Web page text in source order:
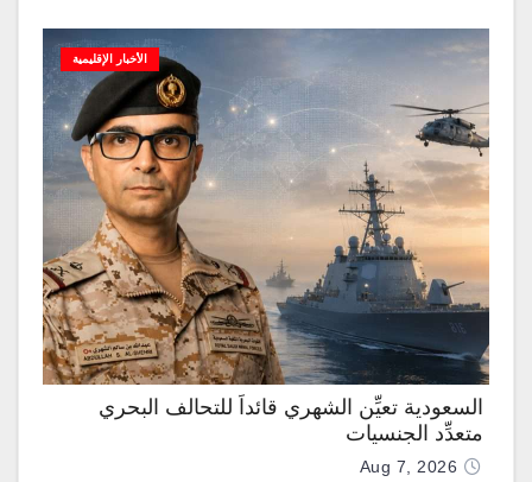
الأخبار الإقليمية
السعودية تعيِّن الشهري قائداً للتحالف البحري
متعدِّد الجنسيات
Aug 7, 2026